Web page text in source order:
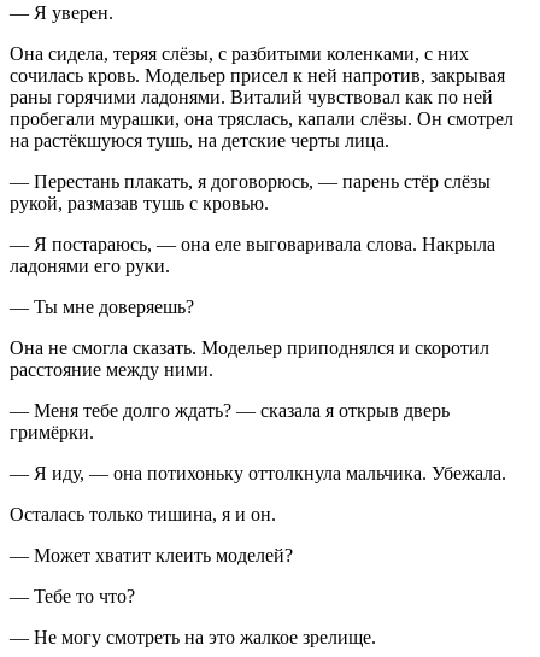
— Я уверен.
Она сидела, теряя слёзы, с разбитыми коленками, с них
сочилась кровь. Модельер присел к ней напротив, закрывая
раны горячими ладонями. Виталий чувствовал как по ней
пробегали мурашки, она тряслась, капали слёзы. Он смотрел
на растёкшуюся тушь, на детские черты лица.
— Перестань плакать, я договорюсь, — парень стёр слёзы
рукой, размазав тушь с кровью.
— Я постараюсь, — она еле выговаривала слова. Накрыла
ладонями его руки.
— Ты мне доверяешь?
Она не смогла сказать. Модельер приподнялся и скоротил
расстояние между ними.
— Меня тебе долго ждать? — сказала я открыв дверь
гримёрки.
— Я иду, — она потихоньку оттолкнула мальчика. Убежала.
Осталась только тишина, я и он.
— Может хватит клеить моделей?
— Тебе то что?
— Не могу смотреть на это жалкое зрелище.